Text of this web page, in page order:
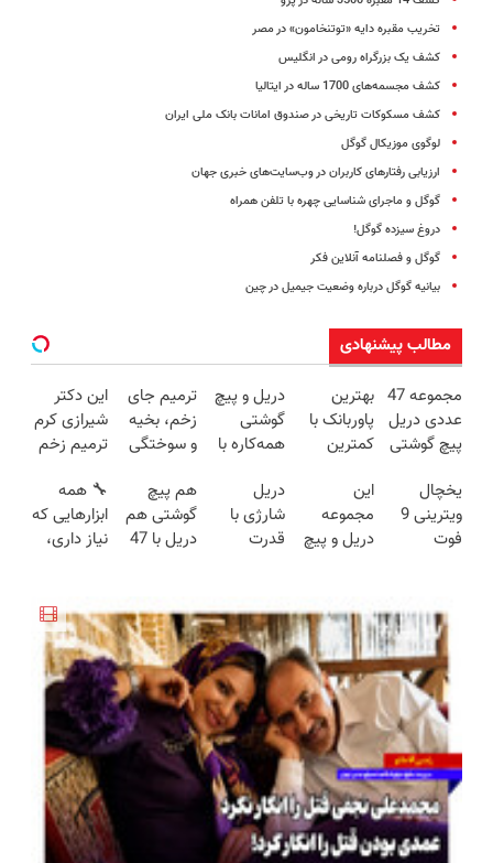
تخریب مقبره دایه «توتنخامون» در مصر
کشف یک بزرگراه رومی در انگلیس
کشف مجسمه‌های 1700 ساله در ایتالیا
کشف مسکوکات تاریخی در صندوق امانات بانک ملی ایران
لوگوی موزیکال گوگل
ارزیابی رفتارهای کاربران در وب‌سایت‌های خبری جهان
گوگل و ماجرای شناسایی چهره با تلفن همراه
دروغ سیزده گوگل!
گوگل و فصلنامه آنلاین فکر
بیانیه گوگل درباره وضعیت جیمیل در چین
مطالب پیشنهادی
مجموعه 47
عددی دریل
پیچ گوشتی
(تخفیف به
مدت
محدود)
بهترین
پاوربانک با
کمترین
دریل و پیچ
گوشتی
همه‌کاره با
هوشمند ⚙️
(نصف
قیمت بازار
ترمیم جای
زخم، بخیه
و سوختگی
هفته!!😍
این دکتر
شیرازی کرم
ترمیم زخم
ساخت!!!
یخچال
ویترینی 9
فوت
این
مجموعه
دریل و پیچ
نصف قیمت
بخر!😉
دریل
شارژی با
قدرت
با گارانتی
تعویض)
هم پیچ
گوشتی هم
دریل با 47
تخفیف داره
بخرش!🔥
🔧 همه
ابزارهایی که
نیاز داری،
تخفیف به
مدت
محدود